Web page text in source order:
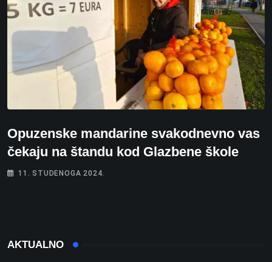
Opuzenske mandarine svakodnevno vas
čekaju na štandu kod Glazbene škole
11. STUDENOGA 2024.
AKTUALNO